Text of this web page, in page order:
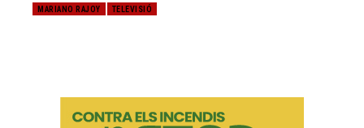
MARIANO RAJOY TELEVISIÓ